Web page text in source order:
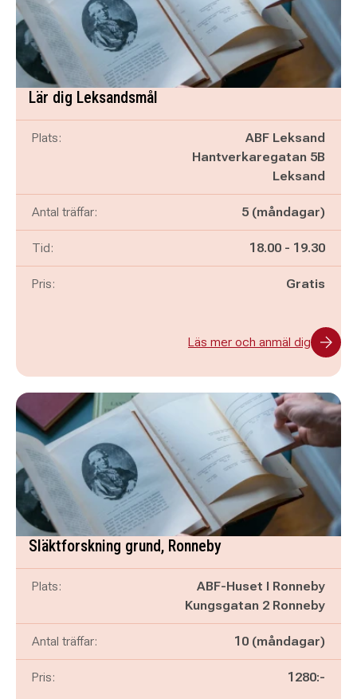
Lär dig Leksandsmål
Plats:
ABF Leksand
Hantverkaregatan 5B
Leksand
Antal träffar: 5 (måndagar)
Tid: Pågår mellan
18.00 - och
19.30
Pris: Gratis
Läs mer och anmäl dig
Släktforskning grund, Ronneby
Plats:
ABF-Huset I Ronneby
Kungsgatan 2 Ronneby
Antal träffar: 10 (måndagar)
Pris: 1280:-